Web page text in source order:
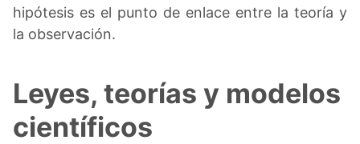
hipótesis es el punto de enlace entre la teoría y
la observación.
Leyes, teorías y modelos
científicos